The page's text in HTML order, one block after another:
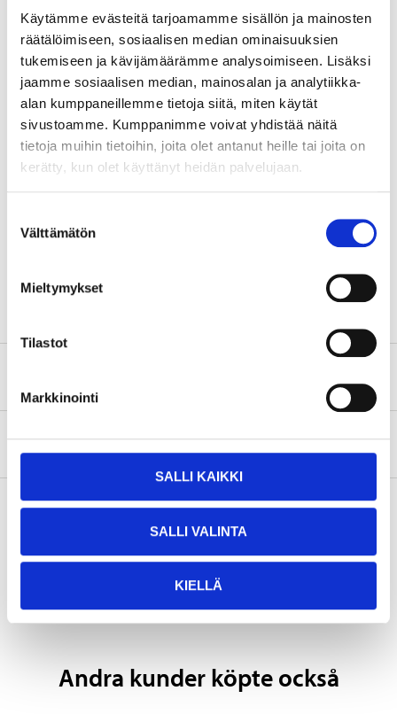
Käytämme evästeitä tarjoamamme sisällön ja mainosten
räätälöimiseen, sosiaalisen median ominaisuuksien
tukemiseen ja kävijämäärämme analysoimiseen. Lisäksi
jaamme sosiaalisen median, mainosalan ja analytiikka-
alan kumppaneillemme tietoja siitä, miten käytät
sivustoamme. Kumppanimme voivat yhdistää näitä
tietoja muihin tietoihin, joita olet antanut heille tai joita on
kerätty, kun olet käyttänyt heidän palvelujaan.
valinta
Välttämätön
Mieltymykset
Tilastot
Markkinointi
SALLI KAIKKI
SALLI VALINTA
KIELLÄ
Teknisk specifikation
Material
macao (metall och plast)
Mått
31 x 31 x 2 cm (utvikt)
Längd
Om tillverkaren
Köp & Hämta i ditt varuhus inom 2 timmar!
Andra kunder köpte också